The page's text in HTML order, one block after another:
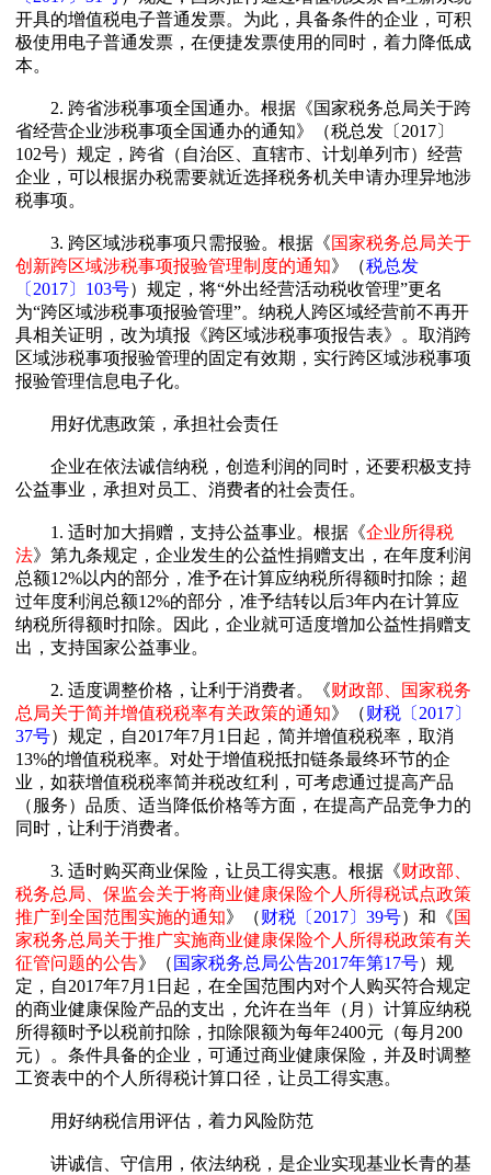
开具的增值税电子普通发票。为此，具备条件的企业，可积
极使用电子普通发票，在便捷发票使用的同时，着力降低成
本。
2. 跨省涉税事项全国通办。根据《国家税务总局关于跨
省经营企业涉税事项全国通办的通知》（税总发〔2017〕
102号）规定，跨省（自治区、直辖市、计划单列市）经营
企业，可以根据办税需要就近选择税务机关申请办理异地涉
税事项。
3. 跨区域涉税事项只需报验。根据《国家税务总局关于
创新跨区域涉税事项报验管理制度的通知》（税总发
〔2017〕103号）规定，将“外出经营活动税收管理”更名
为“跨区域涉税事项报验管理”。纳税人跨区域经营前不再开
具相关证明，改为填报《跨区域涉税事项报告表》。取消跨
区域涉税事项报验管理的固定有效期，实行跨区域涉税事项
报验管理信息电子化。
用好优惠政策，承担社会责任
企业在依法诚信纳税，创造利润的同时，还要积极支持
公益事业，承担对员工、消费者的社会责任。
1. 适时加大捐赠，支持公益事业。根据《企业所得税
法》第九条规定，企业发生的公益性捐赠支出，在年度利润
总额12%以内的部分，准予在计算应纳税所得额时扣除；超
过年度利润总额12%的部分，准予结转以后3年内在计算应
纳税所得额时扣除。因此，企业就可适度增加公益性捐赠支
出，支持国家公益事业。
2. 适度调整价格，让利于消费者。《财政部、国家税务
总局关于简并增值税税率有关政策的通知》（财税〔2017〕
37号）规定，自2017年7月1日起，简并增值税税率，取消
13%的增值税税率。对处于增值税抵扣链条最终环节的企
业，如获增值税税率简并税改红利，可考虑通过提高产品
（服务）品质、适当降低价格等方面，在提高产品竞争力的
同时，让利于消费者。
3. 适时购买商业保险，让员工得实惠。根据《财政部、
税务总局、保监会关于将商业健康保险个人所得税试点政策
推广到全国范围实施的通知》（财税〔2017〕39号）和《国
家税务总局关于推广实施商业健康保险个人所得税政策有关
征管问题的公告》（ 国家税务总局公告2017年第17号）规
定，自2017年7月1日起，在全国范围内对个人购买符合规定
的商业健康保险产品的支出，允许在当年（月）计算应纳税
所得额时予以税前扣除，扣除限额为每年2400元（每月200
元）。条件具备的企业，可通过商业健康保险，并及时调整
工资表中的个人所得税计算口径，让员工得实惠。
用好纳税信用评估，着力风险防范
讲诚信、守信用，依法纳税，是企业实现基业长青的基